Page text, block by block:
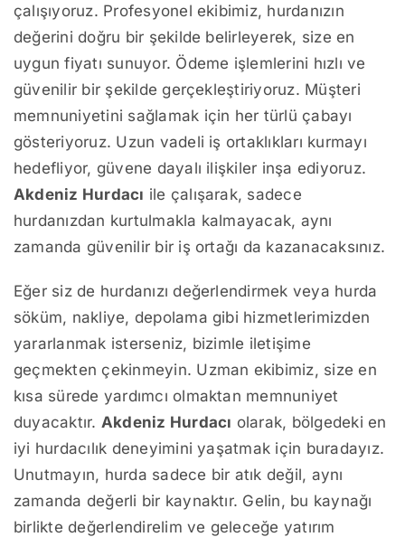
çalışıyoruz. Profesyonel ekibimiz, hurdanızın
değerini doğru bir şekilde belirleyerek, size en
uygun fiyatı sunuyor. Ödeme işlemlerini hızlı ve
güvenilir bir şekilde gerçekleştiriyoruz. Müşteri
memnuniyetini sağlamak için her türlü çabayı
gösteriyoruz. Uzun vadeli iş ortaklıkları kurmayı
hedefliyor, güvene dayalı ilişkiler inşa ediyoruz.
Akdeniz Hurdacı ile çalışarak, sadece
hurdanızdan kurtulmakla kalmayacak, aynı
zamanda güvenilir bir iş ortağı da kazanacaksınız.
Eğer siz de hurdanızı değerlendirmek veya hurda
söküm, nakliye, depolama gibi hizmetlerimizden
yararlanmak isterseniz, bizimle iletişime
geçmekten çekinmeyin. Uzman ekibimiz, size en
kısa sürede yardımcı olmaktan memnuniyet
duyacaktır. Akdeniz Hurdacı olarak, bölgedeki en
iyi hurdacılık deneyimini yaşatmak için buradayız.
Unutmayın, hurda sadece bir atık değil, aynı
zamanda değerli bir kaynaktır. Gelin, bu kaynağı
birlikte değerlendirelim ve geleceğe yatırım